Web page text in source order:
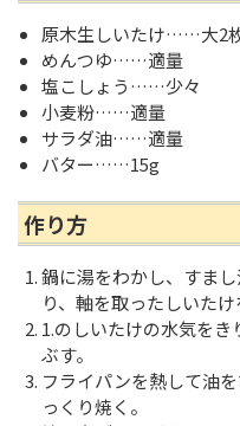
原木生しいたけ……大2
めんつゆ……適量
塩こしょう……少々
小麦粉……適量
サラダ油……適量
バター……15g
作り方
鍋に湯をわかし、すま
り、軸を取ったしいたけ
1.のしいたけの水気を
ぶす。
フライパンを熱して油
っくり焼く。